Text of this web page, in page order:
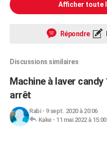
Afficher toute
Répondre
Discussions similaires
Machine à laver
arrêt
Rabi- 9 sept. 2020 à 20:06
Kake- 11 mai 2022 à 15:00